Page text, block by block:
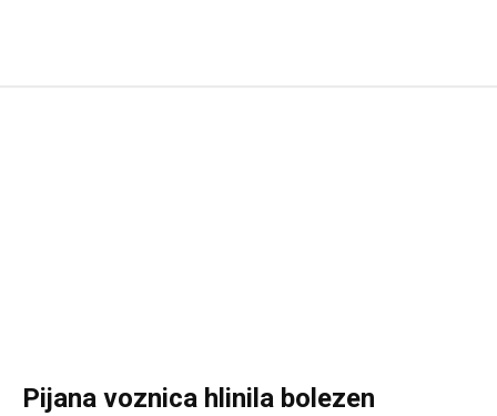
Pijana voznica hlinila bolezen